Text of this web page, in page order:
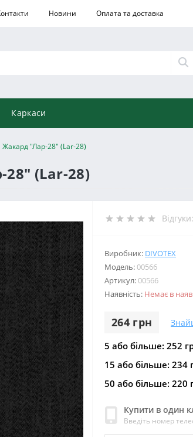
Новини Оплата та доставка
Каркаси
"Лар-28" (Lar-28)
(Lar-28)
Відгуки:
Виробник: DIVOTEX
Модель:00566
Артикул:00566
Наявність: Немає в
264 грн
5 або більше: 252
15 або більше: 234
50 або більше: 220
Купити в один
Введіть номер